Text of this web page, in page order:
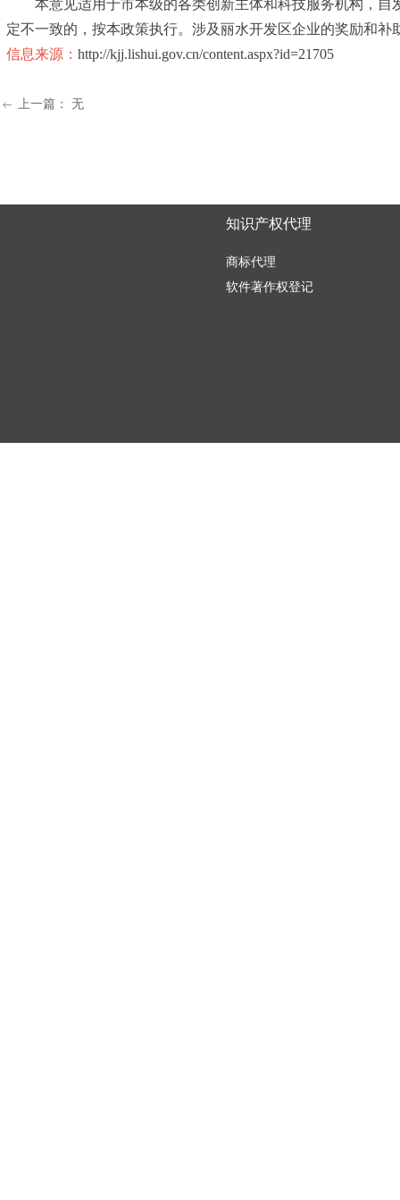
本意见适用于市本级的各类创新主体和科技服务机构，自
定不一致的，按本政策执行。涉及丽水开发区企业的奖励和
信息来源： http://kjj.lishui.gov.cn/content.aspx?id=21705
ꂃ 上一篇： 无
知识产权代理
商标代理
软件著作权登记